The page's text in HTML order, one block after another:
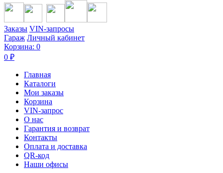
Заказы VIN-запросы
Гараж Личный кабинет
Корзина: 0
0 ₽
Главная
Каталоги
Мои заказы
Корзина
VIN-запрос
О нас
Гарантия и возврат
Контакты
Оплата и доставка
QR-код
Наши офисы